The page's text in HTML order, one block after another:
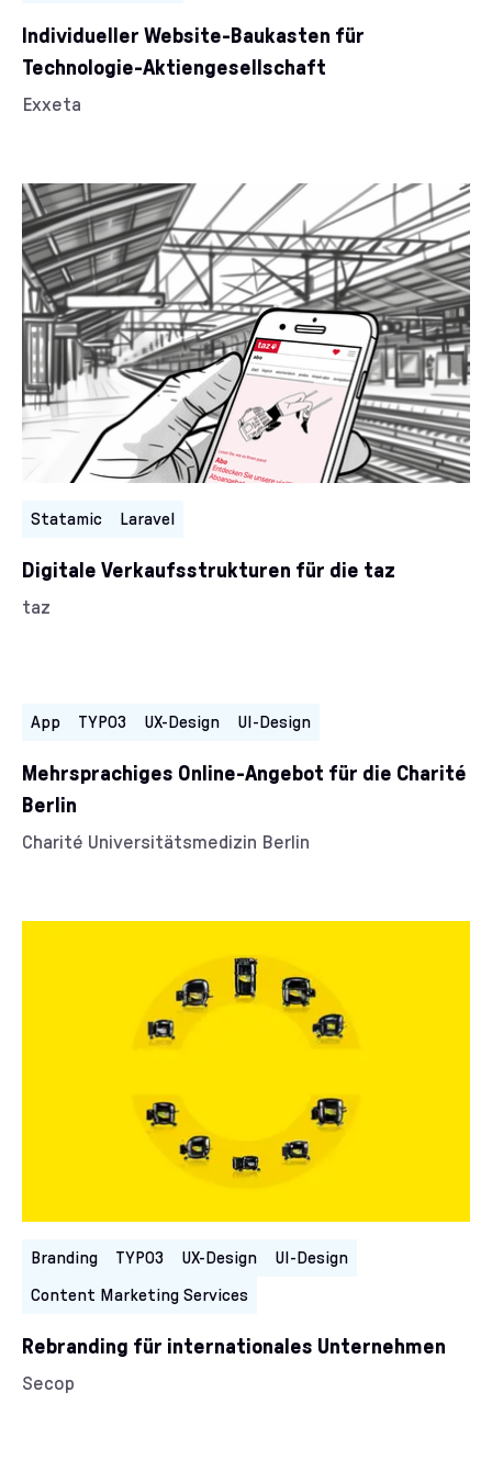
Individueller Website-Baukasten für
Technologie-Aktiengesellschaft
Kunde/Kundin:
Exxeta
Digitale Verkaufsstrukturen für die taz
Kunde/Kundin:
taz
Kategorien:
Statamic Laravel
Mehrsprachiges Online-Angebot für die Charité
Berlin
Kunde/Kundin:
Charité Universitätsmedizin Berlin
Kategorien:
App TYPO3 UX-Design UI-Design
Rebranding für internationales Unternehmen
Kunde/Kundin:
Secop
Kategorien:
Branding TYPO3 UX-Design UI-Design
Content Marketing Services